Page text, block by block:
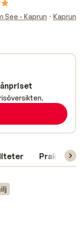
See - Kaprun
Kaprun
Praktisk